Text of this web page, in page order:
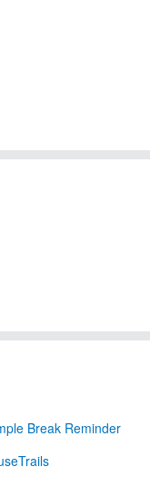
Break Reminder